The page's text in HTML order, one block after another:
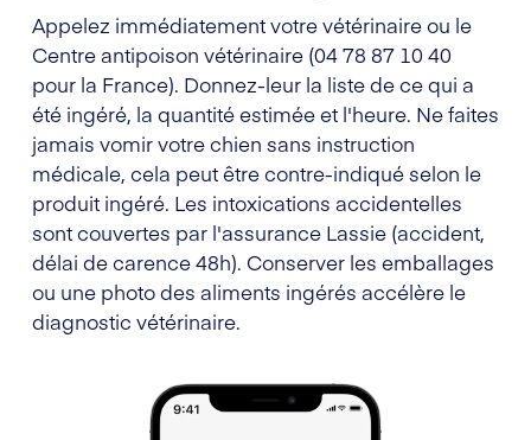
Appelez immédiatement votre vétérinaire ou le
Centre antipoison vétérinaire (04 78 87 10 40
pour la France). Donnez-leur la liste de ce qui a
été ingéré, la quantité estimée et l'heure. Ne faites
jamais vomir votre chien sans instruction
médicale, cela peut être contre-indiqué selon le
produit ingéré. Les intoxications accidentelles
sont couvertes par l'assurance Lassie (accident,
délai de carence 48h). Conserver les emballages
ou une photo des aliments ingérés accélère le
diagnostic vétérinaire.